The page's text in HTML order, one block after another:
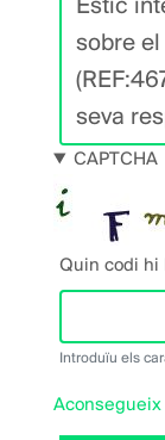
CAPTCHA
Quin codi hi
Introduïu els
Aconsegueix